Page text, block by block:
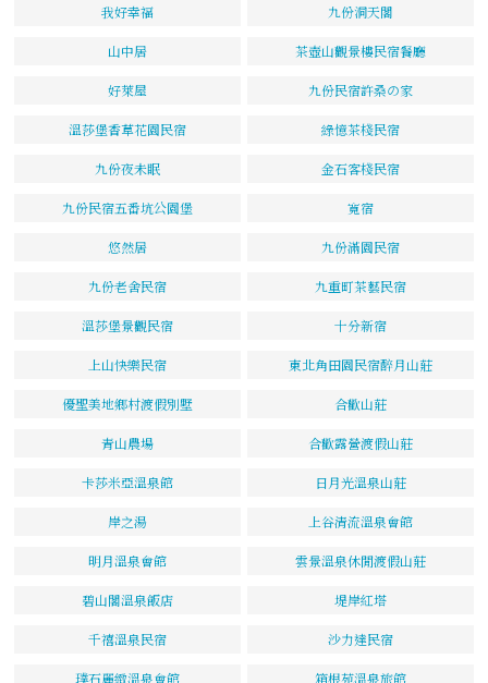
我好幸福 九份洞天閣
山中居 茶壺山觀景樓民宿餐廳
好萊屋 九份民宿許桑の家
溫莎堡香草花園民宿 綠憶茶棧民宿
九份夜未眠 金石客棧民宿
九份民宿五番坑公園堡 寬宿
悠然居 九份滿園民宿
九份老舍民宿 九重町茶藝民宿
溫莎堡景觀民宿 十分新宿
上山快樂民宿 東北角田園民宿醉月山莊
優聖美地鄉村渡假別墅 合歡山莊
青山農場 合歡露營渡假山莊
卡莎米亞溫泉館 日月光溫泉山莊
岸之湯 上谷清流溫泉會館
明月溫泉會館 雲景溫泉休閒渡假山莊
碧山閣溫泉飯店 堤岸紅塔
千禧溫泉民宿 沙力達民宿
璞石麗緻溫泉會館 箱根苑溫泉旅館